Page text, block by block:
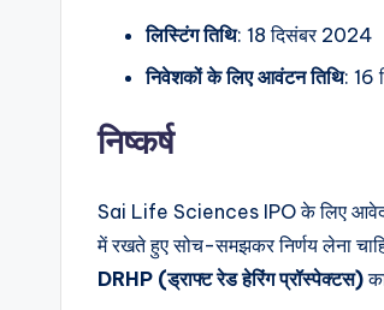
लिस्टिंग तिथि: 18 दिसंबर 2024
निवेशकों के लिए आवंटन तिथि: 16
निष्कर्ष
Sai Life Sciences IPO के लिए
में रखते हुए सोच-समझकर निर्णय लेना
DRHP (ड्राफ्ट रेड हेरिंग प्रॉस्पेक्टस)